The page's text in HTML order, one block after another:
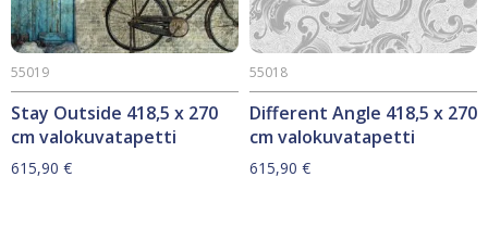
Stay Outside 418,5 x 270
cm valokuvatapetti
55019
615,90 €
Different Angle 418,5 x 270
cm valokuvatapetti
55018
615,90 €